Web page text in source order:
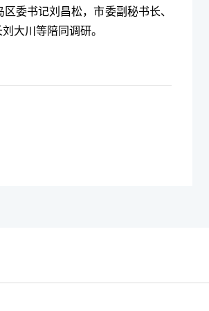
委书记刘昌松，市委副秘书长、
大川等陪同调研。